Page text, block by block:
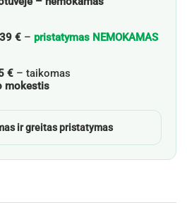
39 € – pristatymas NEMOKAMAS
€ – taikomas
mokestis
ir greitas pristatymas